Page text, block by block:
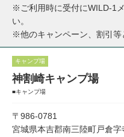
※ご利用時に受付にWILD-1
い。
※他のキャンペーン、割引等
キャンプ場
神割崎キャンプ場
■キャンプ場
〒986-0781
宮城県本吉郡南三陸町戸倉字